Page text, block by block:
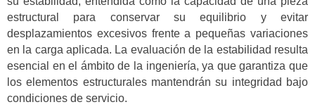
estructural para conservar su equilibrio y evitar
desplazamientos excesivos frente a pequeñas variaciones
en la carga aplicada. La evaluación de la estabilidad resulta
esencial en el ámbito de la ingeniería, ya que garantiza que
los elementos estructurales mantendrán su integridad bajo
condiciones de servicio.